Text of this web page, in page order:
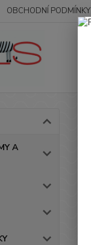
OBCHODNÍ PODMÍNKY
A